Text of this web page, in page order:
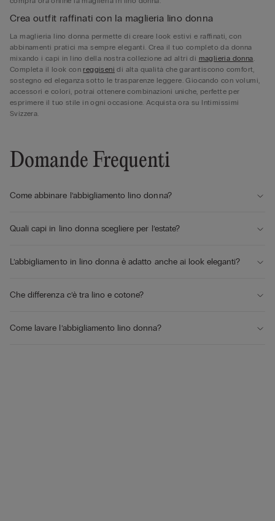
Crea outfit raffinati con la maglieria lino donna
La maglieria lino donna permette di creare look estivi e raffinati, con
abbinamenti pratici ma sempre eleganti. Crea il tuo completo da donna
mixando i capi in lino della nostra collezione ad altri di maglieria donna.
Completa il look conreggiseni di alta qualità che garantiscono comfort,
sostegno ed eleganza sotto le trasparenze leggere. Giocando con volumi,
accessori e colori, potrai ottenere combinazioni uniche, perfette per
esprimere il tuo stile in ogni occasione. Acquista ora su Intimissimi
Svizzera.
Domande Frequenti
Come abbinare l’abbigliamento lino donna?
Quali capi in lino donna scegliere per l’estate?
L’abbigliamento in lino donna è adatto anche ai look eleganti?
Che differenza c’è tra lino e cotone?
Come lavare l’abbigliamento lino donna?